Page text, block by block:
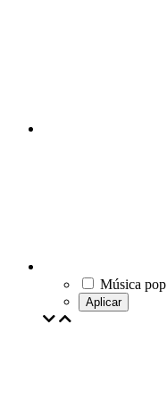
Música pop
Aplicar